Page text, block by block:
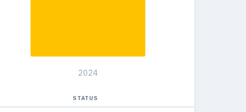
2024
STATUS